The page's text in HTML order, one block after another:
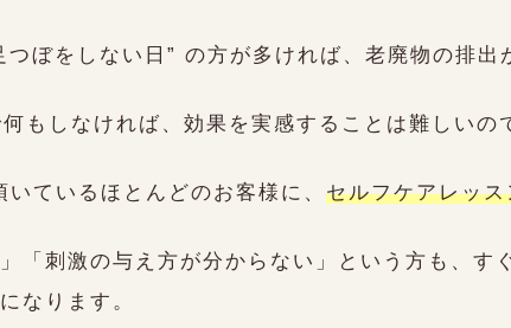
つぼをしない日” の方が多ければ、老廃物の排出
もしなければ、効果を実感することは難しいの
ているほとんどのお客様に、 セルフケアレッ
「刺激の与え方が分からない」という方も、
なります。